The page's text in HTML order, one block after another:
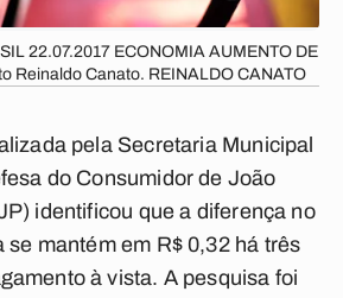
22.07.2017 ECONOMIA AUMENTO DE
Reinaldo Canato. REINALDO CANATO
pela Secretaria Municipal
do Consumidor de João
identificou que a diferença no
se mantém em R$ 0,32 há três
à vista. A pesquisa foi